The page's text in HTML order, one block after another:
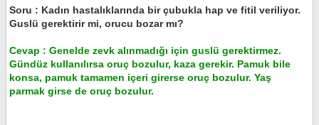
Soru : Kadın hastalıklarında bir çubukla hap ve fitil veriliyor.
Guslü gerektirir mi, orucu bozar mı?
Cevap : Genelde zevk alınmadığı için guslü gerektirmez.
Gündüz kullanılırsa oruç bozulur, kaza gerekir. Pamuk bile
konsa, pamuk tamamen içeri girerse oruç bozulur. Yaş
parmak girse de oruç bozulur.